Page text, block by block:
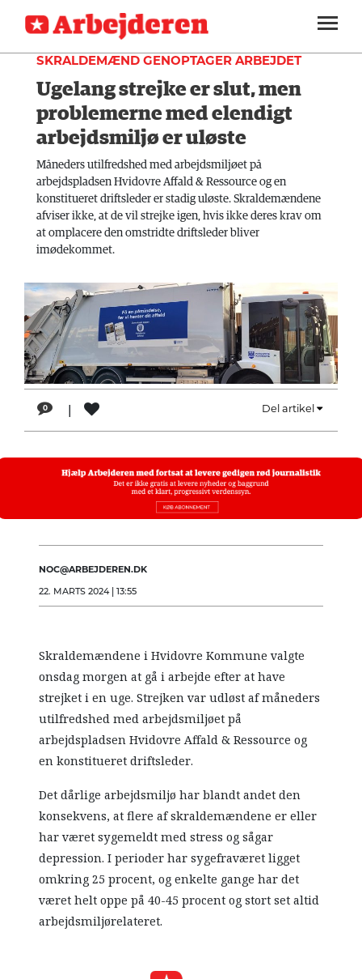
SEKTIONER
ARBEJDEREN
MENER
FAGLIGT
INDLAND
UDLAND
KULTUR
BLOGS
DEBAT
LÆSER
LÆSER
HISTORIE
TEORI
SOUNDCLOUD
ABONNER
LOG IND
OM
ARBEJDEREN
SKRALDEMÆND GENOPTAGER ARBEJDET
Ugelang strejke er slut, men
problemerne med elendigt
arbejdsmiljø er uløste
Måneders utilfredshed med arbejdsmiljøet på
arbejdspladsen Hvidovre Affald & Ressource og en
konstitueret driftsleder er stadig uløste. Skraldemændene
afviser ikke, at de vil strejke igen, hvis ikke deres krav om
at omplacere den omstridte driftsleder bliver
imødekommet.
0 | Del artikel
NOC@ARBEJDEREN.DK
22. MARTS 2024 | 13:55
Skraldemændene i Hvidovre Kommune valgte
onsdag morgen at gå i arbejde efter at have
strejket i en uge. Strejken var udløst af måneders
utilfredshed med arbejdsmiljøet på
arbejdspladsen Hvidovre Affald & Ressource og
en konstitueret driftsleder.
Det dårlige arbejdsmiljø har blandt andet den
konsekvens, at flere af skraldemændene er eller
har været sygemeldt med stress og sågar
depression. I perioder har sygefraværet ligget
omkring 25 procent, og enkelte gange har det
været helt oppe på 40-45 procent og stort set altid
arbejdsmiljørelateret.